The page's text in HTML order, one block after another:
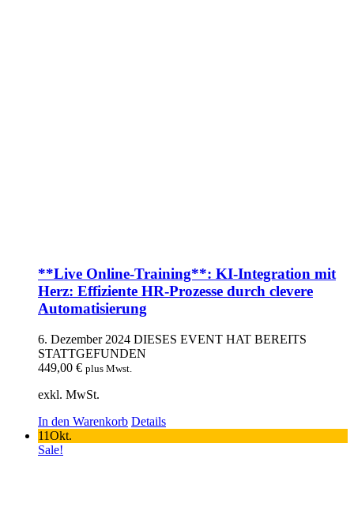
**Live Online-Training**: KI-Integration mit
Herz: Effiziente HR-Prozesse durch clevere
Automatisierung
6. Dezember 2024 DIESES EVENT HAT BEREITS
STATTGEFUNDEN
449,00 € plus Mwst.
exkl. MwSt.
In den Warenkorb Details
11Okt.
Sale!